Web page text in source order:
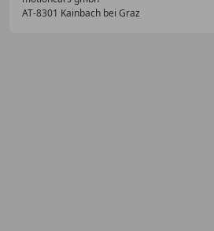
AT-8301 Kainbach bei Graz